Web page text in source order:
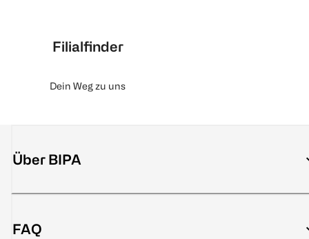
Filialfinder
Dein Weg zu uns
Über BIPA
FAQ